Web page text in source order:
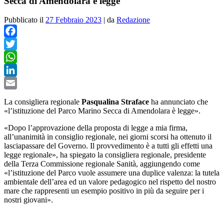
Pubblicato il 27 Febbraio 2023 | da Redazione
Facebook
Twitter
WhatsApp
LinkedIn
La consigliera regionale Pasqualina Straface ha annunciato che
«l’istituzione del Parco Marino Secca di Amendolara è legge».
«Dopo l’approvazione della proposta di legge a mia firma,
all’unanimità in consiglio regionale, nei giorni scorsi ha ottenuto il
lasciapassare del Governo. Il provvedimento è a tutti gli effetti una
legge regionale», ha spiegato la consigliera regionale, presidente
della Terza Commissione regionale Sanità, aggiungendo come
«l’istituzione del Parco vuole assumere una duplice valenza: la tutela
ambientale dell’area ed un valore pedagogico nel rispetto del nostro
mare che rappresenti un esempio positivo in più da seguire per i
nostri giovani».